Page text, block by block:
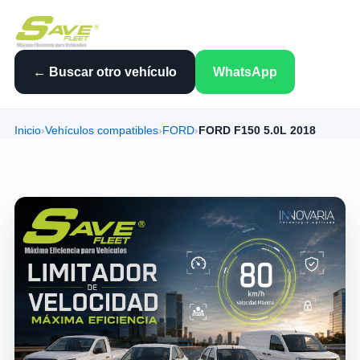
← Buscar otro vehículo WhatsApp
Inicio›Vehículos compatibles› FORD› FORD F150 5.0L 2018